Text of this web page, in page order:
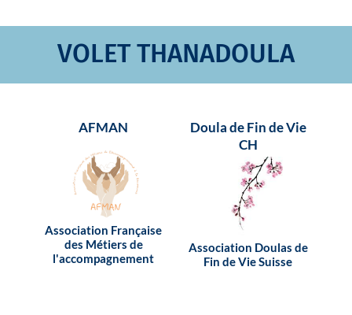
VOLET THANADOULA
AFMAN
Association Française
des Métiers de
l'accompagnement
Doula de Fin de Vie
CH
Association Doulas de
Fin de Vie Suisse